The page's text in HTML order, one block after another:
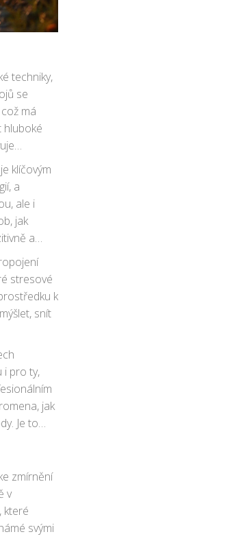
techniky,
se
má
hluboké
klíčovým
a
ale i
jak
a
stresové
k
snít
i pro ty,
jak
Je to
zmírnění
v
které
svými